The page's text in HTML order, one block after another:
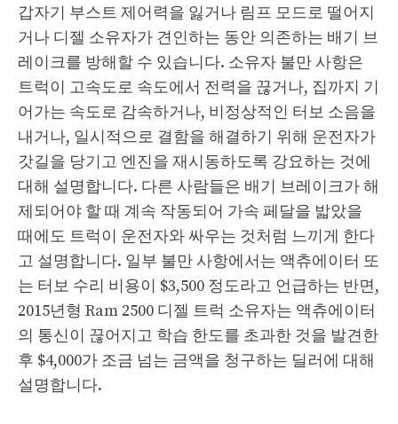
갑자기 부스트 제어력을 잃거나 림프 모드로 떨어지
거나 디젤 소유자가 견인하는 동안 의존하는 배기 브
레이크를 방해할 수 있습니다. 소유자 불만 사항은
트럭이 고속도로 속도에서 전력을 끊거나, 집까지 기
어가는 속도로 감속하거나, 비정상적인 터보 소음을
내거나, 일시적으로 결함을 해결하기 위해 운전자가
갓길을 당기고 엔진을 재시동하도록 강요하는 것에
대해 설명합니다. 다른 사람들은 배기 브레이크가 해
제되어야 할 때 계속 작동되어 가속 페달을 밟았을
때에도 트럭이 운전자와 싸우는 것처럼 느끼게 한다
고 설명합니다. 일부 불만 사항에서는 액츄에이터 또
는 터보 수리 비용이 $3,500 정도라고 언급하는 반면,
2015년형 Ram 2500 디젤 트럭 소유자는 액츄에이터
의 통신이 끊어지고 학습 한도를 초과한 것을 발견한
후 $4,000가 조금 넘는 금액을 청구하는 딜러에 대해
설명합니다.